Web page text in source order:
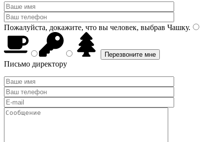
Пожалуйста, докажите, что вы человек, выбрав Чашку.
Письмо директору